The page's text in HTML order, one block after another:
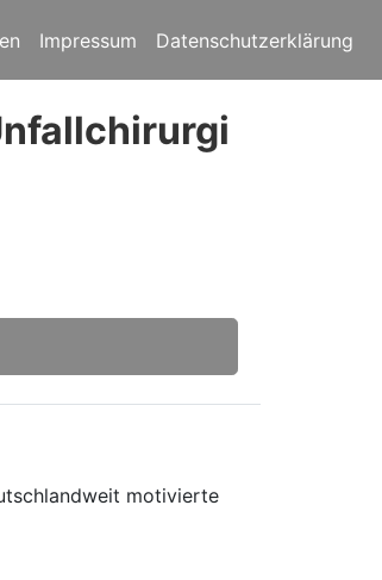
Impressum Datenschutzerklärung
motivierte